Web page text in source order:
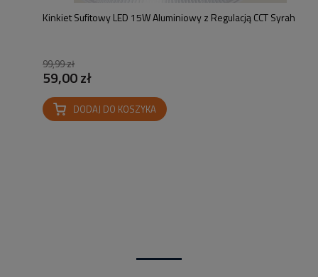
Kinkiet Sufitowy LED 15W Aluminiowy z Regulacją CCT Syrah
99,99 zł
59,00 zł
DODAJ DO KOSZYKA